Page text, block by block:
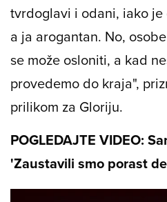
tvrdoglavi i odani, iako je
a ja arogantan. No,
se može osloniti, a kad
provedemo do kraja",
prilikom za Gloriju.
POGLEDAJTE VIDEO:
'Zaustavili smo porast